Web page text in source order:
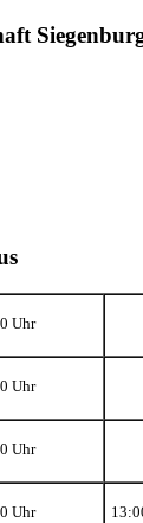
Uhr
Uhr
Uhr
Uhr